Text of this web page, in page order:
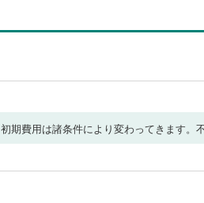
初期費用は諸条件により変わってきます。